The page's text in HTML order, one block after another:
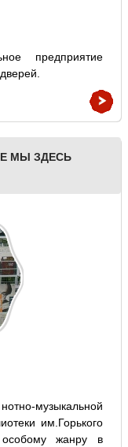
предприятие
МЫ ЗДЕСЬ
музыкальной
им.Горького
особому жанру в